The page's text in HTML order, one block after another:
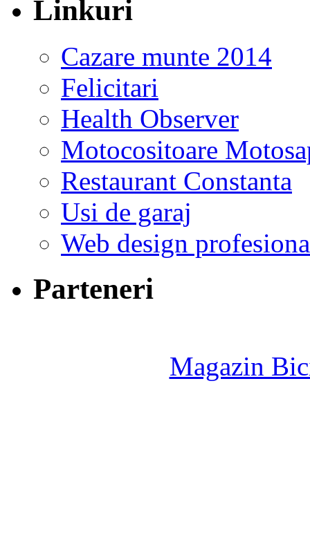
Linkuri
Cazare munte 2014
Felicitari
Health Observer
Motocositoare
Restaurant Constanta
Usi de garaj
Web design
Parteneri
Magazin